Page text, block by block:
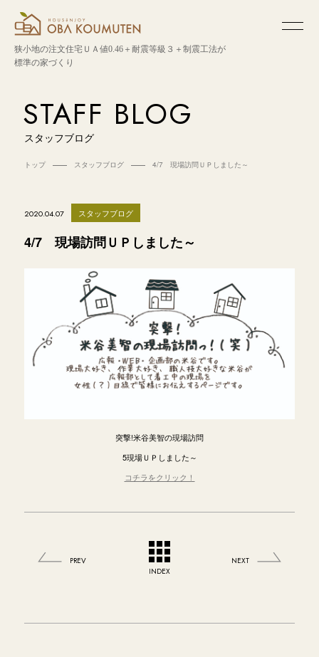
狭小地の注文住宅ＵＡ値0.46＋耐震等級３＋制震工法が
標準の家づくり
STAFF BLOG
スタッフブログ
トップ スタッフブログ 4/7 現場訪問ＵＰしました～
2020.04.07 スタッフブログ
4/7 現場訪問ＵＰしました～
突撃!米谷美智の現場訪問
5現場ＵＰしました～
コチラをクリック！
PREV
INDEX
NEXT